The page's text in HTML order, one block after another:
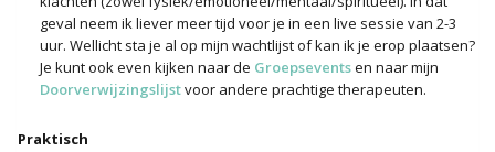
geval neem ik liever meer tijd voor je in een live sessie van 2-3
uur. Wellicht sta je al op mijn wachtlijst of kan ik je erop plaatsen?
Je kunt ook even kijken naar de Groepseventsen naar mijn
Doorverwijzingslijstvoor andere prachtige therapeuten.
Praktisch